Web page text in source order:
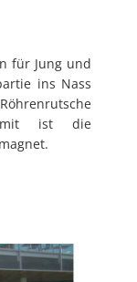
für Jung und
ins Nass
ist die